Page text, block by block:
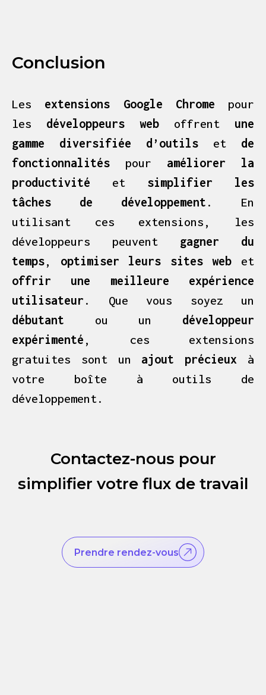
Conclusion
Les extensions Google Chrome pour
les développeurs web offrent une
gamme diversifiée d’outils et de
fonctionnalités pour améliorer la
productivité et simplifier les
tâches de développement . En
utilisant ces extensions, les
développeurs peuvent gagner du
temps, optimiser leurs sites web et
offrir une meilleure expérience
utilisateur . Que vous soyez un
débutant ou un développeur
expérimenté , ces extensions
gratuites sont un ajout précieux à
votre boîte à outils de
développement.
Contactez-nous pour
simplifier votre flux de travail
Prendre rendez-vous